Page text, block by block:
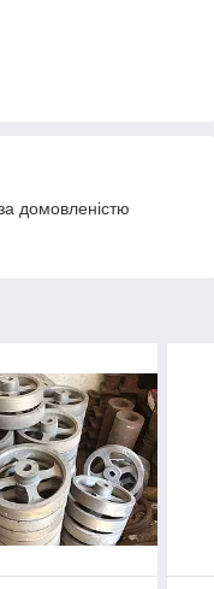
домовленістю